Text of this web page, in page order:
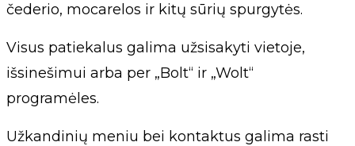
čederio, mocarelos ir kitų sūrių spurgytės.
Visus patiekalus galima užsisakyti vietoje,
išsinešimui arba per „Bolt“ ir „Wolt“
programėles.
Užkandinių meniu bei kontaktus galima rasti